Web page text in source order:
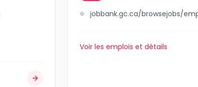
Voir les emplois et détails